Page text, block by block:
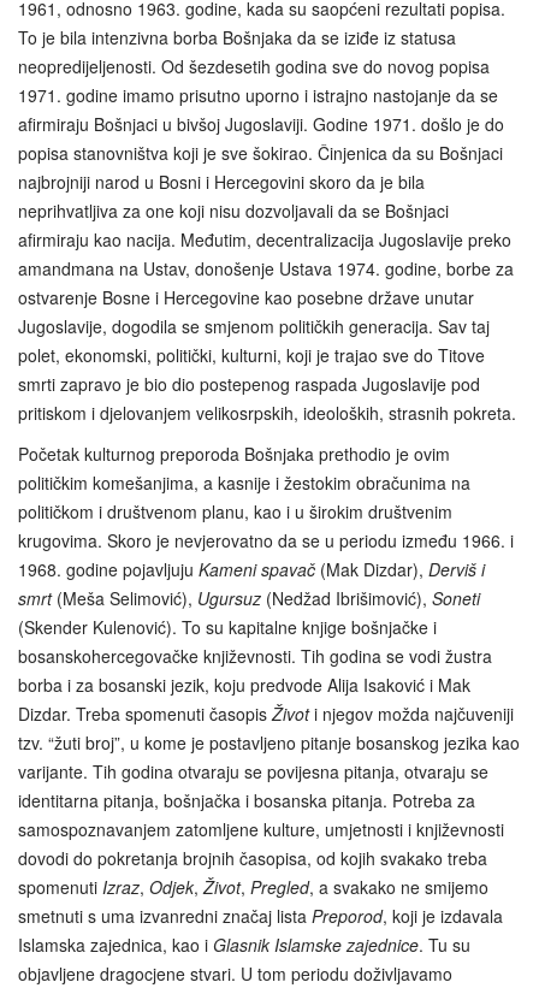
1961, odnosno 1963. godine, kada su saopćeni rezultati popisa.
To je bila intenzivna borba Bošnjaka da se iziđe iz statusa
neopredijeljenosti. Od šezdesetih godina sve do novog popisa
1971. godine imamo prisutno uporno i istrajno nastojanje da se
afirmiraju Bošnjaci u bivšoj Jugoslaviji. Godine 1971. došlo je do
popisa stanovništva koji je sve šokirao. Činjenica da su Bošnjaci
najbrojniji narod u Bosni i Hercegovini skoro da je bila
neprihvatljiva za one koji nisu dozvoljavali da se Bošnjaci
afirmiraju kao nacija. Međutim, decentralizacija Jugoslavije preko
amandmana na Ustav, donošenje Ustava 1974. godine, borbe za
ostvarenje Bosne i Hercegovine kao posebne države unutar
Jugoslavije, dogodila se smjenom političkih generacija. Sav taj
polet, ekonomski, politički, kulturni, koji je trajao sve do Titove
smrti zapravo je bio dio postepenog raspada Jugoslavije pod
pritiskom i djelovanjem velikosrpskih, ideoloških, strasnih pokreta.
Početak kulturnog preporoda Bošnjaka prethodio je ovim
političkim komešanjima, a kasnije i žestokim obračunima na
političkom i društvenom planu, kao i u širokim društvenim
krugovima. Skoro je nevjerovatno da se u periodu između 1966. i
1968. godine pojavljuju Kameni spavač (Mak Dizdar), Derviš i
smrt (Meša Selimović), Ugursuz (Nedžad Ibrišimović), Soneti
(Skender Kulenović). To su kapitalne knjige bošnjačke i
bosanskohercegovačke književnosti. Tih godina se vodi žustra
borba i za bosanski jezik, koju predvode Alija Isaković i Mak
Dizdar. Treba spomenuti časopisŽivoti njegov možda najčuveniji
tzv. “žuti broj”, u kome je postavljeno pitanje bosanskog jezika kao
varijante. Tih godina otvaraju se povijesna pitanja, otvaraju se
identitarna pitanja, bošnjačka i bosanska pitanja. Potreba za
samospoznavanjem zatomljene kulture, umjetnosti i književnosti
dovodi do pokretanja brojnih časopisa, od kojih svakako treba
spomenuti Izraz, Odjek,Život, Pregled, a svakako ne smijemo
smetnuti s uma izvanredni značaj lista Preporod, koji je izdavala
Islamska zajednica, kao i Glasnik Islamske zajednice. Tu su
objavljene dragocjene stvari. U tom periodu doživljavamo